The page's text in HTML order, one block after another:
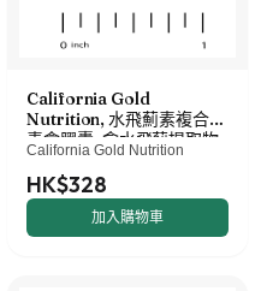
California Gold
Nutrition, 水飛薊素複合物
素食膠囊，含水飛薊提取物，
加蒲公英、洋薊、生姜和
BioPerine 成分，360 粒
California Gold Nutrition
HK$328
加入購物車